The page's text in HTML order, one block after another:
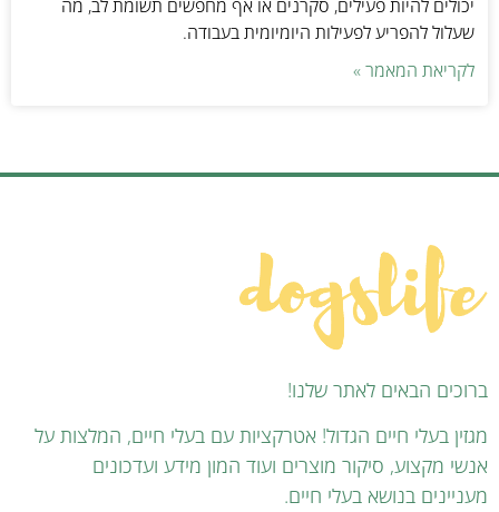
יכולים להיות פעילים, סקרנים או אף מחפשים תשומת לב, מה
שעלול להפריע לפעילות היומיומית בעבודה.
לקריאת המאמר »
ברוכים הבאים לאתר שלנו!
מגזין בעלי חיים הגדול! אטרקציות עם בעלי חיים, המלצות על
אנשי מקצוע, סיקור מוצרים ועוד המון מידע ועדכונים
מעניינים בנושא בעלי חיים.